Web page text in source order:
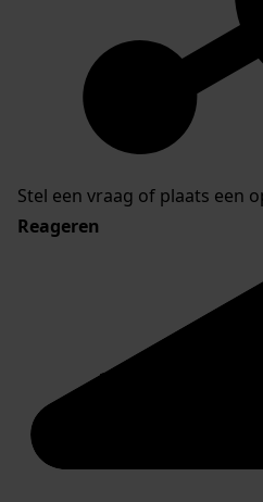
Stel een vraag of plaats een
Reageren